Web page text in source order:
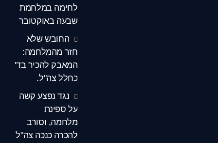
לחימה במלחמת
שבעה באוקטובר
החובש שלא
חזר מהמלחמה:
המאבק להכיר בד'
כחלל צה"ל.
נגד נפצע קשה
על ספינת
מלחמה, וסורב
להכרה כנכה צה"ל